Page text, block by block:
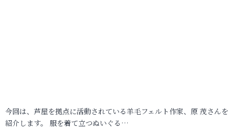
今回は、芦屋を拠点に活動されている羊毛フェルト作家、原 茂さん
紹介します。 服を着て立つぬいぐる…